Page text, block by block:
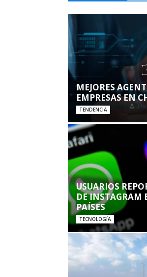
MEJORES
EMPRESAS EN
TENDENCIA
USUARIOS
DE INSTAGRAM
PAÍSES
TECNOLOGÍA